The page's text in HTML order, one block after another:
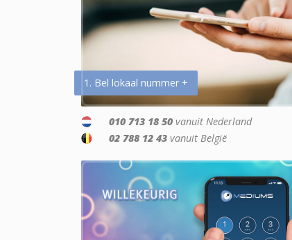
1. Bel lokaal nummer +
010 713 18 50 vanuit Nederland
02 788 12 43 vanuit België